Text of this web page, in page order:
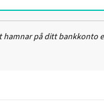
på ditt bankkonto